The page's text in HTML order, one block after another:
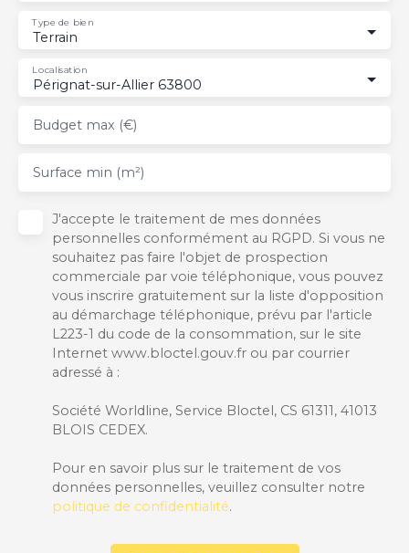
Terrain
Type de bien
Pérignat-sur-Allier 63800
Localisation
Budget max (€)
Surface min (m²)
J'accepte le traitement de mes données
personnelles conformément au RGPD. Si vous ne
souhaitez pas faire l'objet de prospection
commerciale par voie téléphonique, vous pouvez
vous inscrire gratuitement sur la liste d'opposition
au démarchage téléphonique, prévu par l'article
L223-1 du code de la consommation, sur le site
Internet www.bloctel.gouv.fr ou par courrier
adressé à :
Société Worldline, Service Bloctel, CS 61311, 41013
BLOIS CEDEX.
Pour en savoir plus sur le traitement de vos
données personnelles, veuillez consulter notre
politique de confidentialité.